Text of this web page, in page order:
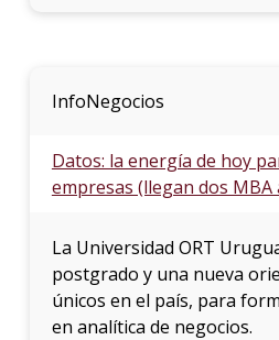
InfoNegocios
Datos: la energía de hoy
empresas (llegan dos MBA
La Universidad ORT
postgrado y una nueva
únicos en el país, para
en analítica de negocios.